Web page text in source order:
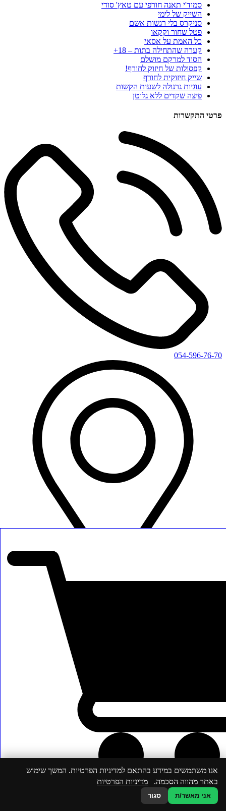
סמוד'י תאנה חורפי עם טאץ' סודי
השייק של לימי
סניקרס בלי רגשות אשם
פטל שחור וקקאו
כל האמת על אסאי
קערה שהתחילה בתות – 18+
הסוד למרקם מושלם
קפסולות של חיזוק לחורף!
שייק חיזוקית לחורף
עוגיות גרנולה לשעות הקשות
פיצה שקדים ללא גלוטן
פרטי התקשרות
054-596-76-70
אנו משתמשים במידע בהתאם למדיניות הפרטיות. המשך שימוש
באתר מהווה הסכמה. מדיניות הפרטיות
אני מאשר/ת סגור